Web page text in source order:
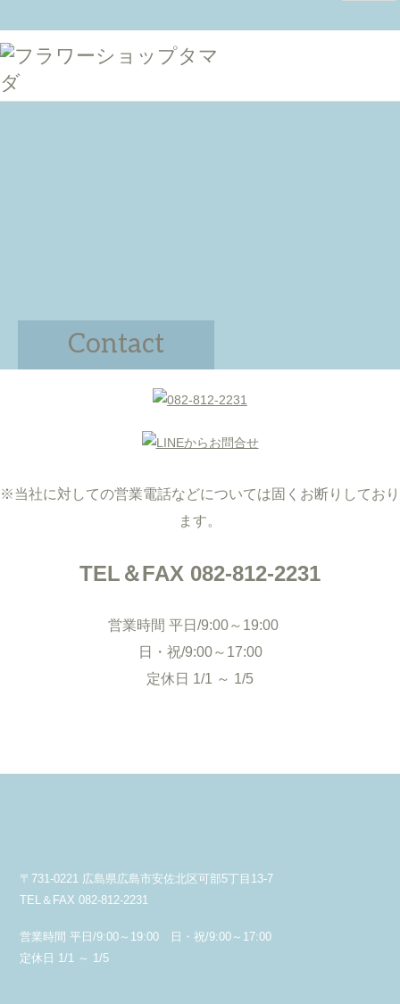
Contact
※当社に対しての営業電話などについては固くお断りしており
ます。
TEL＆FAX 082-812-2231
営業時間 平日/9:00～19:00
日・祝/9:00～17:00
定休日 1/1 ～ 1/5
〒731-0221 広島県広島市安佐北区可部5丁目13-7
TEL＆FAX 082-812-2231
営業時間 平日/9:00～19:00 日・祝/9:00～17:00
定休日 1/1 ～ 1/5